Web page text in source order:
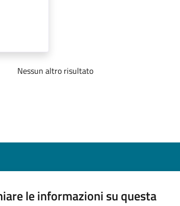
Nessun altro risultato
le informazioni su questa